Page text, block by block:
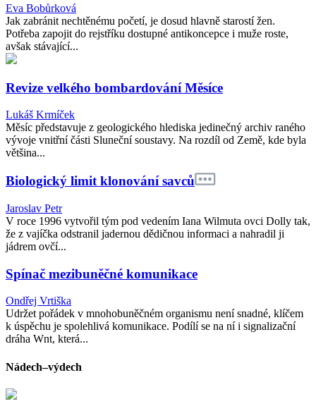
Eva Bobůrková
Jak zabránit nechtěnému početí, je dosud hlavně starostí žen.
Potřeba zapojit do rejstříku dostupné antikoncepce i muže roste,
avšak stávající...
Revize velkého bombardování Měsíce
Lukáš Krmíček
Měsíc představuje z geologického hlediska jedinečný archiv raného
vývoje vnitřní části Sluneční soustavy. Na rozdíl od Země, kde byla
většina...
Biologický limit klonování savců
Jaroslav Petr
V roce 1996 vytvořil tým pod vedením Iana Wilmuta ovci Dolly tak,
že z vajíčka odstranil jadernou dědičnou informaci a nahradil ji
jádrem ovčí...
Spínač mezibuněčné komunikace
Ondřej Vrtiška
Udržet pořádek v mnohobuněčném organismu není snadné, klíčem
k úspěchu je spolehlivá komunikace. Podílí se na ní i signalizační
dráha Wnt, která...
Nádech–výdech